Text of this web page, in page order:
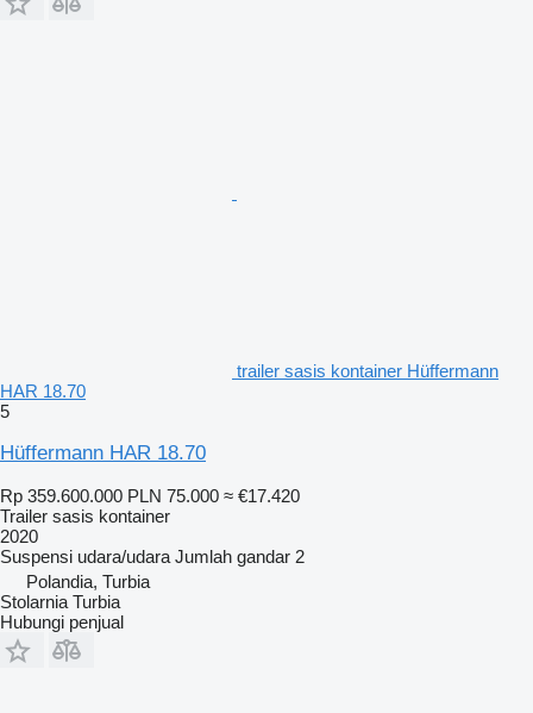
trailer sasis kontainer Hüffermann
HAR 18.70
5
Hüffermann HAR 18.70
Rp 359.600.000 PLN 75.000 ≈ €17.420
Trailer sasis kontainer
2020
Suspensi udara/udara Jumlah gandar 2
Polandia, Turbia
Stolarnia Turbia
Hubungi penjual